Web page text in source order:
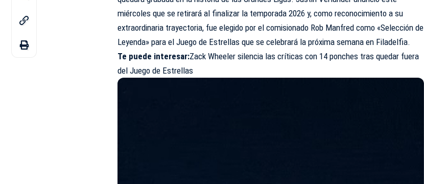
miércoles que se retirará al finalizar la temporada 2026 y, como reconocimiento a su
extraordinaria trayectoria, fue elegido por el comisionado Rob Manfred como «Selección de
Leyenda» para el Juego de Estrellas que se celebrará la próxima semana en Filadelfia.
Te puede interesar:Zack Wheeler silencia las críticas con 14 ponches tras quedar fuera
del Juego de Estrellas